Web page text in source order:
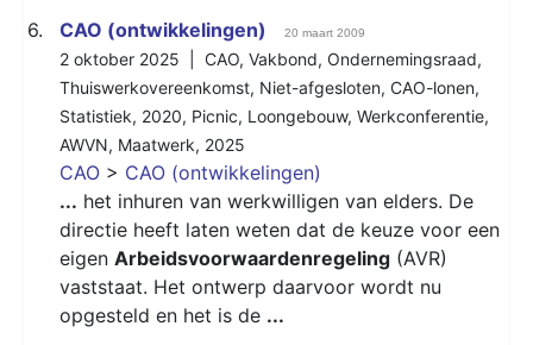
6. CAO (ontwikkelingen) 20 maart 2009
2 oktober 2025 | CAO, Vakbond, Ondernemingsraad,
Thuiswerkovereenkomst, Niet-afgesloten, CAO-lonen,
Statistiek, 2020, Picnic, Loongebouw, Werkconferentie,
AWVN, Maatwerk, 2025
CAO > CAO (ontwikkelingen)
... het inhuren van werkwilligen van elders. De
directie heeft laten weten dat de keuze voor een
eigen Arbeidsvoorwaardenregeling (AVR)
vaststaat. Het ontwerp daarvoor wordt nu
opgesteld en het is de ...